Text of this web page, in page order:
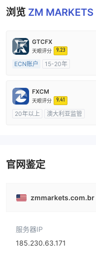
浏览 ZM MARKETS
GTCFX
天眼评分 9.23
ECN账户
15-20年
主标MT4
FXCM
天眼评分 9.41
20年以上
澳大利亚监管
官网鉴定
zmmarkets.com.br
服务器IP
185.230.63.171